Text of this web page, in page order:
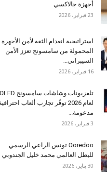
أجهزة جالاكسي
23 فبراير، 2026
استراتيجية انعدام الثقة لأمن الأجهزة
المحمولة من سامسونج تعزز الأمن
السيبراني...
16 فبراير، 2026
تلفزيونات وشاشات سامسونج OLED
لعام 2026 توفّر تجارب ألعاب
مدعومة...
3 فبراير، 2026
Ooredoo تونس الراعي الرسمي
للبطل العالمي محمد خليل الجندوبي
30 يناير، 2026